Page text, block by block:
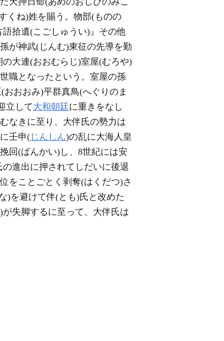
くね)姓を賜う。物部(ものの
拾遺(こごしゅうい)』その他
が神武(じんむ)東征の先導を勤
大連(おおむらじ)室屋(むろや)
職となったという。室屋の孫
おおみ)平群真鳥(へぐりのま
立して大和朝廷に重きをなし
なきに至り、大伴氏の勢力は
壬申( じんしん)の乱に大海人皇
回(ばんかい)し、8世紀には安
進出に押されてしだいに後退
をことごとく剥奪(はくだつ)さ
)を避けて伴(とも)氏と改めた
失脚するに至って、大伴氏は